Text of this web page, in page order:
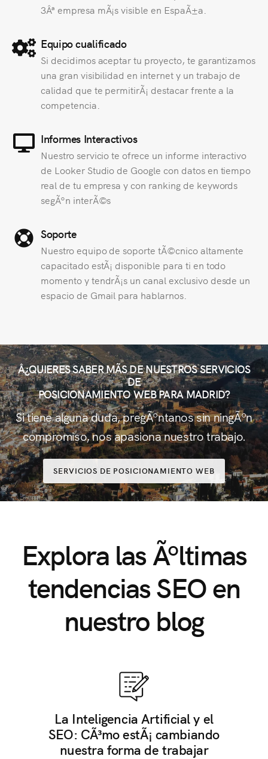
3Âª empresa mÃ¡s visible en EspaÃ±a.
Equipo cualificado
Si decidimos aceptar tu proyecto, te garantizamos
una gran visibilidad en internet y un trabajo de
calidad que te permitirÃ¡ destacar frente a la
competencia.
Informes Interactivos
Nuestro servicio te ofrece un informe interactivo
de Looker Studio de Google con datos en tiempo
real de tu empresa y con ranking de keywords
segÃºn interÃ©s
Soporte
Nuestro equipo de soporte tÃ©cnico altamente
capacitado estÃ¡ disponible para ti en todo
momento y tendrÃ¡s un canal exclusivo desde un
espacio de Gmail para hablarnos.
Â¿QUIERES SABER MÃS DE NUESTROS SERVICIOS
DE
POSICIONAMIENTO WEB PARA MADRID?
Si tiene alguna duda, pregÃºntanos sin ningÃºn
compromiso, nos apasiona nuestro trabajo.
SERVICIOS DE POSICIONAMIENTO WEB
Explora las Ãºltimas
tendencias SEO en
nuestro blog
La Inteligencia Artificial y el
SEO: CÃ³mo estÃ¡ cambiando
nuestra forma de trabajar